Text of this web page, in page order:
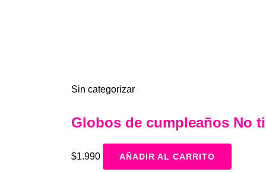
Sin categorizar
Globos de cumpleaños No
$1.990 AÑADIR AL CARRITO